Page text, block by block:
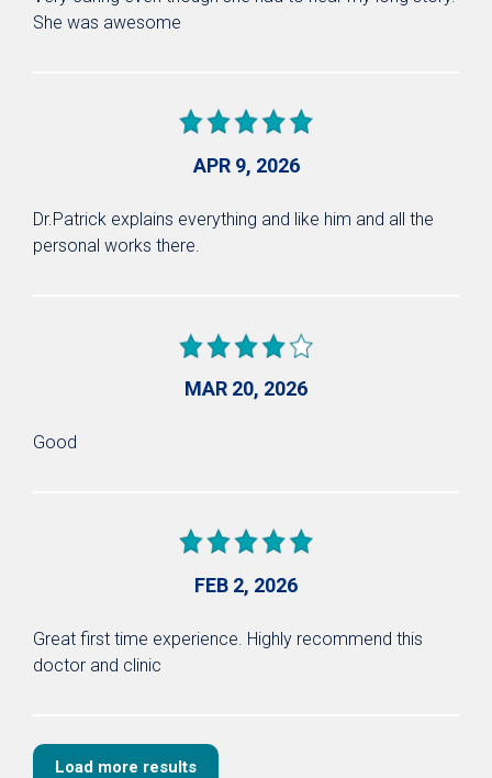
She was awesome
APR 9, 2026
Dr.Patrick explains everything and like him and all the
personal works there.
MAR 20, 2026
Good
FEB 2, 2026
Great first time experience. Highly recommend this
doctor and clinic
Load more results